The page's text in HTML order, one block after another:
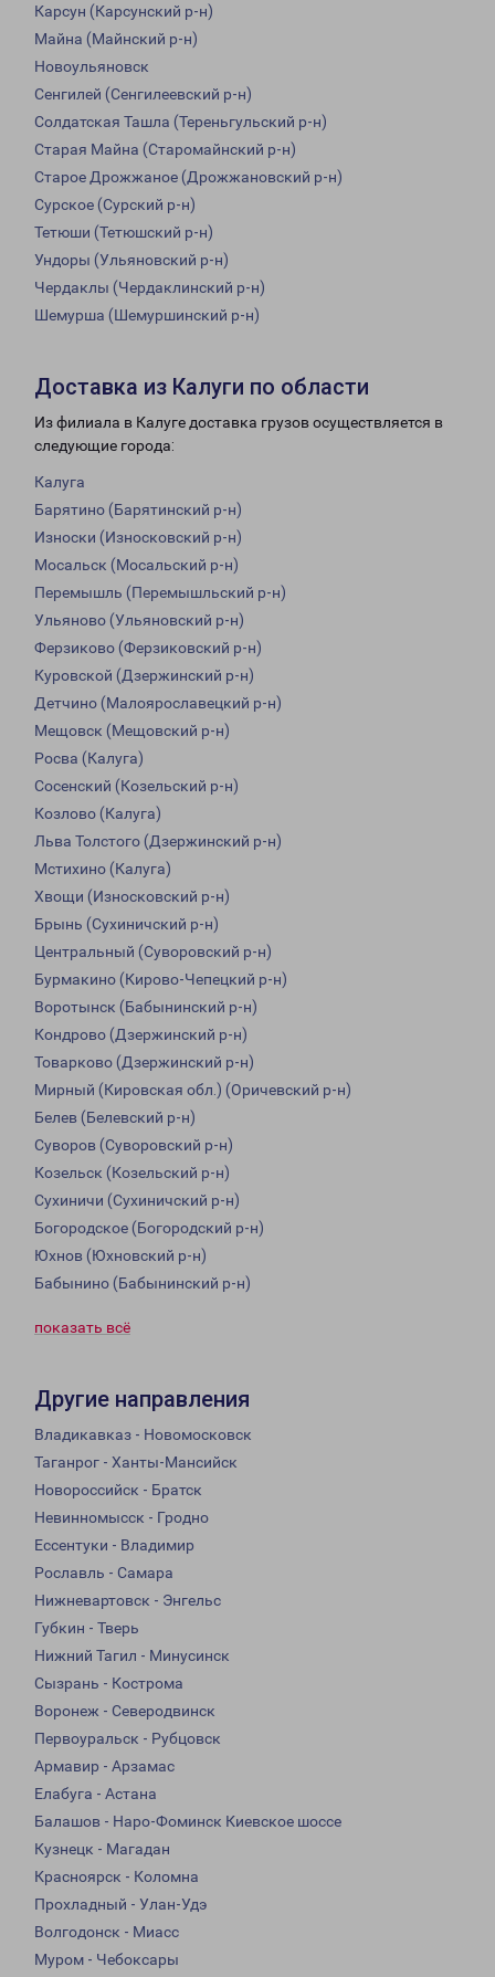
Карсун (Карсунский р-н)
Майна (Майнский р-н)
Новоульяновск
Сенгилей (Сенгилеевский р-н)
Солдатская Ташла (Тереньгульский р-н)
Старая Майна (Старомайнский р-н)
Старое Дрожжаное (Дрожжановский р-н)
Сурское (Сурский р-н)
Тетюши (Тетюшский р-н)
Ундоры (Ульяновский р-н)
Чердаклы (Чердаклинский р-н)
Шемурша (Шемуршинский р-н)
Доставка из Калуги по области
Из филиала в Калуге доставка грузов осуществляется в
следующие города:
Калуга
Барятино (Барятинский р-н)
Износки (Износковский р-н)
Мосальск (Мосальский р-н)
Перемышль (Перемышльский р-н)
Ульяново (Ульяновский р-н)
Ферзиково (Ферзиковский р-н)
Куровской (Дзержинский р-н)
Детчино (Малоярославецкий р-н)
Мещовск (Мещовский р-н)
Росва (Калуга)
Сосенский (Козельский р-н)
Козлово (Калуга)
Льва Толстого (Дзержинский р-н)
Мстихино (Калуга)
Хвощи (Износковский р-н)
Брынь (Сухиничский р-н)
Центральный (Суворовский р-н)
Бурмакино (Кирово-Чепецкий р-н)
Воротынск (Бабынинский р-н)
Кондрово (Дзержинский р-н)
Товарково (Дзержинский р-н)
Мирный (Кировская обл.) (Оричевский р-н)
Белев (Белевский р-н)
Суворов (Суворовский р-н)
Козельск (Козельский р-н)
Сухиничи (Сухиничский р-н)
Богородское (Богородский р-н)
Юхнов (Юхновский р-н)
Бабынино (Бабынинский р-н)
показать всё
Другие направления
Владикавказ - Новомосковск
Таганрог - Ханты-Мансийск
Новороссийск - Братск
Невинномысск - Гродно
Ессентуки - Владимир
Рославль - Самара
Нижневартовск - Энгельс
Губкин - Тверь
Нижний Тагил - Минусинск
Сызрань - Кострома
Воронеж - Северодвинск
Первоуральск - Рубцовск
Армавир - Арзамас
Елабуга - Астана
Балашов - Наро-Фоминск Киевское шоссе
Кузнецк - Магадан
Красноярск - Коломна
Прохладный - Улан-Удэ
Волгодонск - Миасс
Муром - Чебоксары